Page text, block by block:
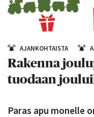
AJANKOHTAISTA
Rakenna
tuodaan
Paras apu monelle